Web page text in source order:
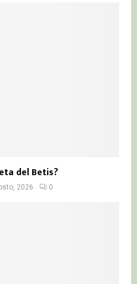
del Betis?
2026 0